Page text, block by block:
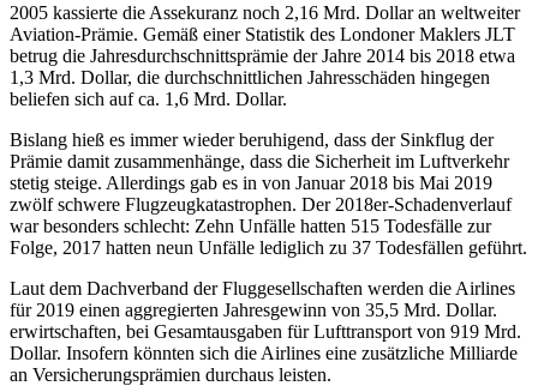
2005 kassierte die Assekuranz noch 2,16 Mrd. Dollar an weltweiter
Aviation-Prämie. Gemäß einer Statistik des Londoner Maklers JLT
betrug die Jahresdurchschnittsprämie der Jahre 2014 bis 2018 etwa
1,3 Mrd. Dollar, die durchschnittlichen Jahresschäden hingegen
beliefen sich auf ca. 1,6 Mrd. Dollar.
Bislang hieß es immer wieder beruhigend, dass der Sinkflug der
Prämie damit zusammenhänge, dass die Sicherheit im Luftverkehr
stetig steige. Allerdings gab es in von Januar 2018 bis Mai 2019
zwölf schwere Flugzeugkatastrophen. Der 2018er-Schadenverlauf
war besonders schlecht: Zehn Unfälle hatten 515 Todesfälle zur
Folge, 2017 hatten neun Unfälle lediglich zu 37 Todesfällen geführt.
Laut dem Dachverband der Fluggesellschaften werden die Airlines
für 2019 einen aggregierten Jahresgewinn von 35,5 Mrd. Dollar.
erwirtschaften, bei Gesamtausgaben für Lufttransport von 919 Mrd.
Dollar. Insofern könnten sich die Airlines eine zusätzliche Milliarde
an Versicherungsprämien durchaus leisten.